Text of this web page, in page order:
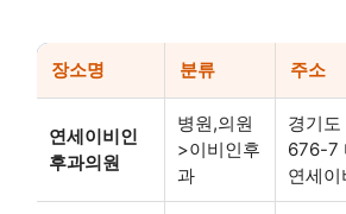
장소명 분류 주소
연세이비인
후과의원
병원,의원
>이비인후
과
경기
676-7
연세